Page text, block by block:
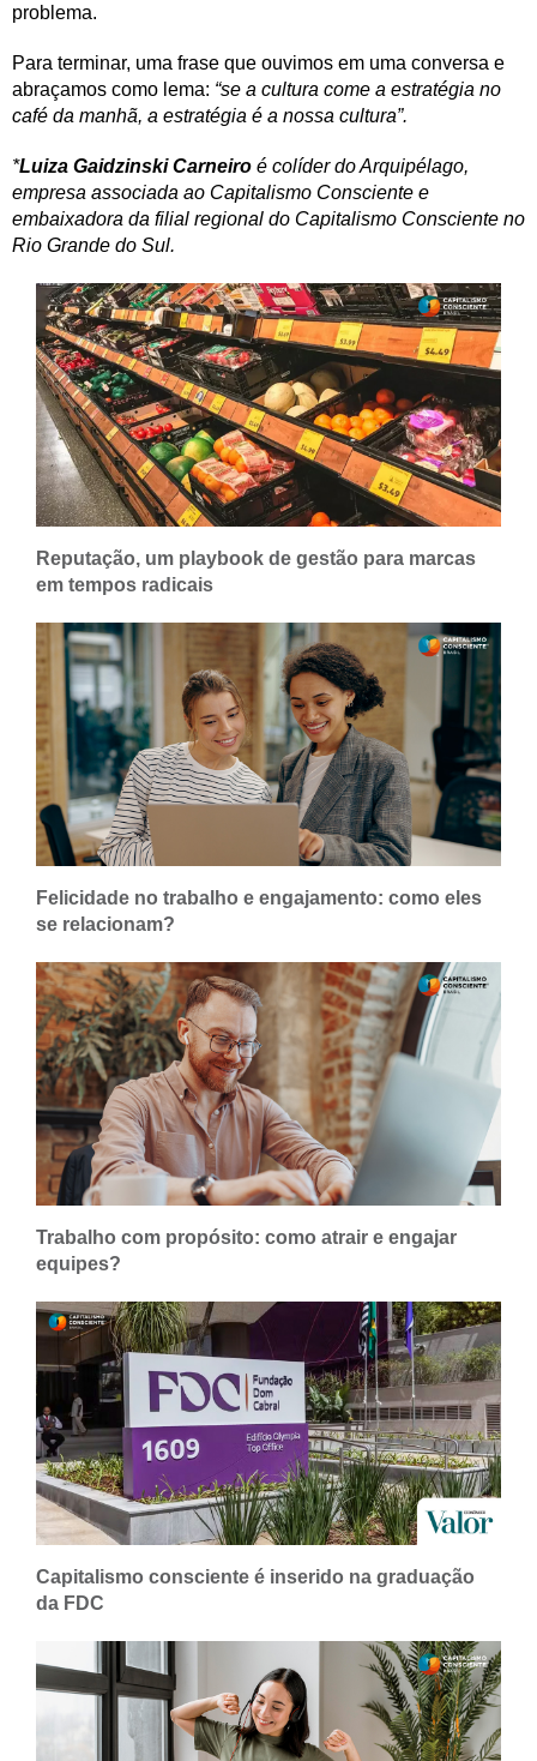
problema.
Para terminar, uma frase que ouvimos em uma conversa e
abraçamos como lema: “se a cultura come a estratégia no
café da manhã, a estratégia é a nossa cultura”.
*Luiza Gaidzinski Carneiro é colíder do Arquipélago,
empresa associada ao Capitalismo Consciente e
embaixadora da filial regional do Capitalismo Consciente no
Rio Grande do Sul.
Reputação, um playbook de gestão para marcas
em tempos radicais
Felicidade no trabalho e engajamento: como eles
se relacionam?
Trabalho com propósito: como atrair e engajar
equipes?
Capitalismo consciente é inserido na graduação
da FDC